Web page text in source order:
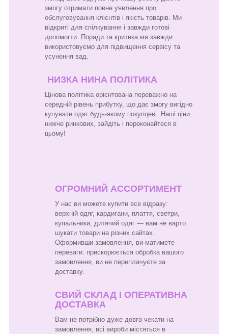
змогу отримати повне уявлення про
обслуговування клієнтів і якість товарів. Ми
відкриті для спілкування і завжди готові
допомогти. Поради та критика ми завжди
використовуємо для підвищення сервісу та
усунення вад.
НИЗКА НИНА ПОЛІТИКА
Цінова політика орієнтована переважно на
середній рівень прибутку, що дає змогу вигідно
купувати одяг будь-якому покупцеві. Наші ціни
нижче ринкових, зайдіть і переконайтеся в
цьому!
ОГРОМНИЙ АССОРТИМЕНТ
У нас ви можете купити все відразу:
верхній одяг, кардигани, плаття, светри,
купальники, дитячий одяг — вам не варто
шукати товари на різних сайтах.
Оформивши замовлення, ви матимете
переваги: прискорюється обробка вашого
замовлення, ви не переплачуєте за
доставку.
СВИЙ СКЛАД І ОПЕРАТИВНА
ДОСТАВКА
Вам не потрібно дуже довго чекати на
замовлення, всі вироби містяться в